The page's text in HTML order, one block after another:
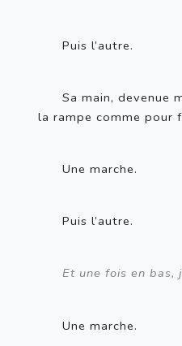
Puis l’autre.
Sa main, devenue
la rampe comme pour
Une marche.
Puis l’autre.
Et une fois en bas,
Une marche.